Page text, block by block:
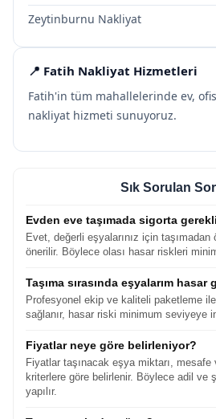
Zeytinburnu Nakliyat
📍 Fatih Nakliyat Hizmetleri
Fatih'in tüm mahallelerinde ev,
nakliyat hizmeti sunuyoruz.
Sık Sorulan
Evden eve taşımada sigorta
Evet, değerli eşyalarınız için taşımadan
önerilir. Böylece olası hasar riskleri
Taşıma sırasında eşyalarım hasar
Profesyonel ekip ve kaliteli paketleme ile
sağlanır, hasar riski minimum seviyeye
Fiyatlar neye göre belirleniyor?
Fiyatlar taşınacak eşya miktarı,
kriterlere göre belirlenir. Böylece adil ve
yapılır.